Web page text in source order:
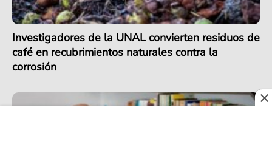
Investigadores de la UNAL convierten residuos de
café en recubrimientos naturales contra la
corrosión